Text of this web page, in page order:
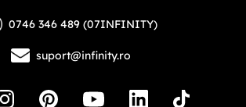
0746 346 489 (07INFINITY)
suport@infinity.ro